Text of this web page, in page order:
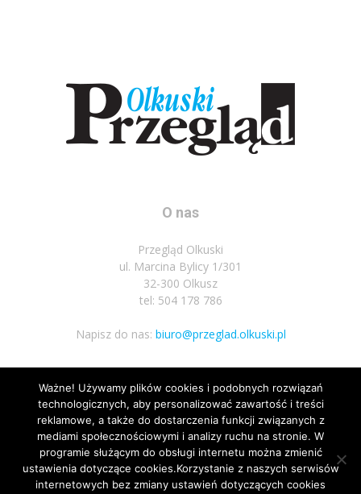
O nas
Przegląd Olkuski
ul. Marcina Bylicy 1/301
32-300 Olkusz
tel: 504 178 786
Napisz do nas: biuro@przeglad.olkuski.pl
Podążaj za nami
Ważne! Używamy plików cookies i podobnych rozwiązań
technologicznych, aby personalizować zawartość i treści
reklamowe, a także do dostarczenia funkcji związanych z
mediami społecznościowymi i analizy ruchu na stronie. W
programie służącym do obsługi internetu można zmienić
ustawienia dotyczące cookies.Korzystanie z naszych serwisów
internetowych bez zmiany ustawień dotyczących cookies